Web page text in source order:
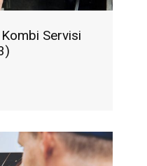
Servisi